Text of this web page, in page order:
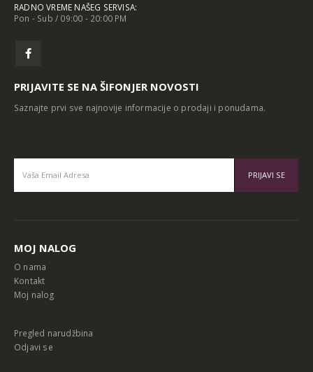
RADNO VREME NAŠEG SERVISA:
Pon - Sub / 09:00 - 20:00 PM
PRIJAVITE SE NA ŠIFONJER NOVOSTI
Saznajte prvi sve najnovije informacije o prodaji i ponudama.
MOJ NALOG
O nama
Kontakt
Moj nalog
Pregled narudžbina
Odjavi se